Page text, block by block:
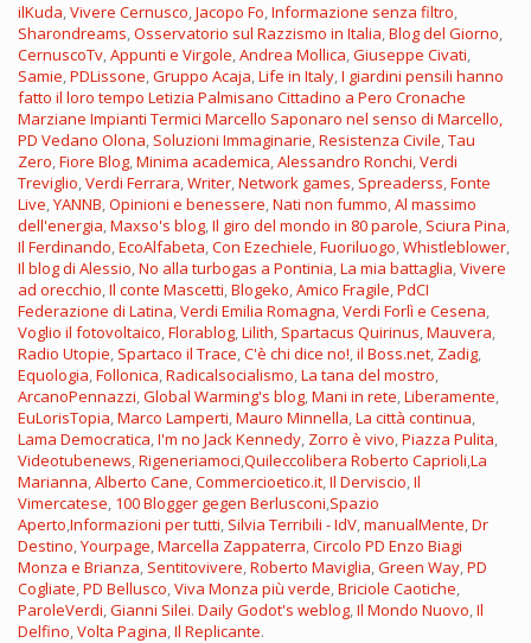
ilKuda,Vivere Cernusco,Jacopo Fo,Informazione senza filtro,
Sharondreams,Osservatorio sul Razzismo in Italia,Blog del Giorno,
CernuscoTv,Appunti e Virgole,Andrea Mollica,Giuseppe Civati,
Samie,PDLissone,Gruppo Acaja,Life in Italy,I giardini pensili hanno
fatto il loro tempo Letizia Palmisano Cittadino a Pero Cronache
Marziane Impianti Termici Marcello Saponaro nel senso di Marcello,
PD Vedano Olona, Soluzioni Immaginarie,Resistenza Civile,Tau
Zero,Fiore Blog,Minima academica,Alessandro Ronchi,Verdi
Treviglio,Verdi Ferrara,Writer,Network games, Spreaderss,Fonte
Live,YANNB,Opinioni e benessere,Nati non fummo,Al massimo
dell'energia,Maxso's blog,Il giro del mondo in 80 parole, Sciura Pina,
Il Ferdinando,EcoAlfabeta,Con Ezechiele,Fuoriluogo,Whistleblower,
Il blog di Alessio,No alla turbogas a Pontinia,La mia battaglia,Vivere
ad orecchio,Il conte Mascetti,Blogeko,Amico Fragile,PdCI
Federazione di Latina,Verdi Emilia Romagna,Verdi Forlì e Cesena,
Voglio il fotovoltaico,Florablog,Lilith, Spartacus Quirinus,Mauvera,
Radio Utopie, Spartaco il Trace,C'è chi dice no!,il Boss.net, Zadig,
Equologia,Follonica,Radicalsocialismo,La tana del mostro,
ArcanoPennazzi,Global Warming's blog,Mani in rete,Liberamente,
EuLorisTopia,Marco Lamperti,Mauro Minnella,La città continua,
Lama Democratica,I'm no Jack Kennedy, Zorro è vivo,Piazza Pulita,
Videotubenews,Rigeneriamoci,Quileccolibera Roberto Caprioli,La
Marianna,Alberto Cane,Commercioetico.it,Il Derviscio,Il
Vimercatese, 100 Blogger gegen Berlusconi,Spazio
Aperto,Informazioni per tutti, Silvia Terribili - IdV,manualMente,Dr
Destino,Yourpage,Marcella Zappaterra,Circolo PD Enzo Biagi
Monza e Brianza, Sentitovivere,Roberto Maviglia,Green Way,PD
Cogliate,PD Bellusco,Viva Monza più verde,Briciole Caotiche,
ParoleVerdi,Gianni Silei. Daily Godot's weblog,Il Mondo Nuovo,Il
Delfino,Volta Pagina,Il Replicante.